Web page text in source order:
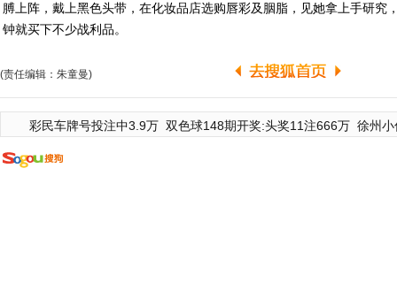
膊上阵，戴上黑色头带，在化妆品店选购唇彩及胭脂，见她拿上手研究
钟就买下不少战利品。
(责任编辑：朱童曼)
彩民车牌号投注中3.9万 双色球148期开奖:头奖11注666万 徐州